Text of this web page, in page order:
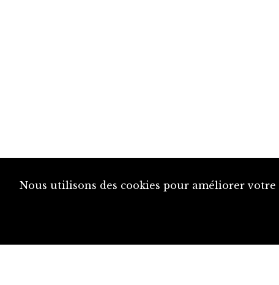
Nous utilisons des cookies pour améliorer